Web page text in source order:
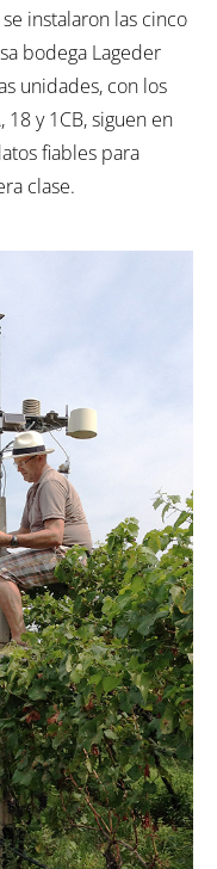
instalaron las cinco
bodega Lageder
unidades, con los
y 1CB, siguen en
fiables para
clase.